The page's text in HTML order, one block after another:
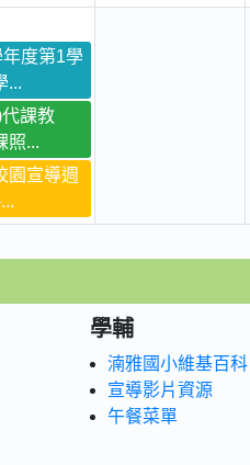
度第1學
...
課教
照...
園宣導週
學輔
湳雅國小維基百科
宣導影片資源
午餐菜單